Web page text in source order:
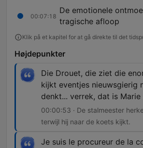
00:07:18
De emotionele
tragische afloop
Klik på et kapitel for at gå direkte til det
Højdepunkter
Die Drouet, die ziet die
kijkt eventjes nieuwsgierig
denkt... verrek, dat is
00:00:53 · De stalmeester
terwijl hij naar de koets kijkt.
Je suis le procureur de la